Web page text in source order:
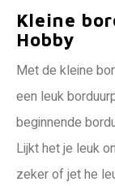
Kleine
Hobby
Met de kleine
een leuk
beginnende
Lijkt het je leuk
zeker of jet he